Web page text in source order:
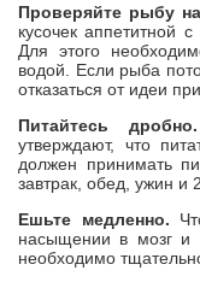
Проверяйте рыбу
кусочек аппетитной
Для этого
водой. Если рыба
отказаться от идеи
Питайтесь
утверждают, что
должен принимать
завтрак, обед, ужин и
Ешьте медленно.
насыщении в мозг и
необходимо